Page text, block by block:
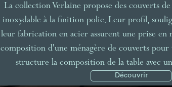
La collection Verlaine propose des couverts
inoxydable à la finition polie. Leur profil,
leur fabrication en acier assurent une prise en
composition d'une ménagère de couverts
structure la composition de la table avec
Découvrir